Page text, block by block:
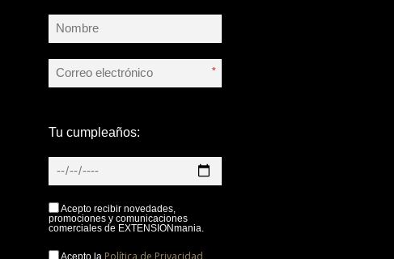
*
Tu cumpleaños:
Acepto recibir novedades,
promociones y comunicaciones
comerciales de EXTENSIONmania.
Acepto la Política de Privacidad